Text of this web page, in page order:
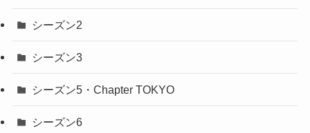
シーズン2
シーズン3
シーズン5・Chapter TOKYO
シーズン6